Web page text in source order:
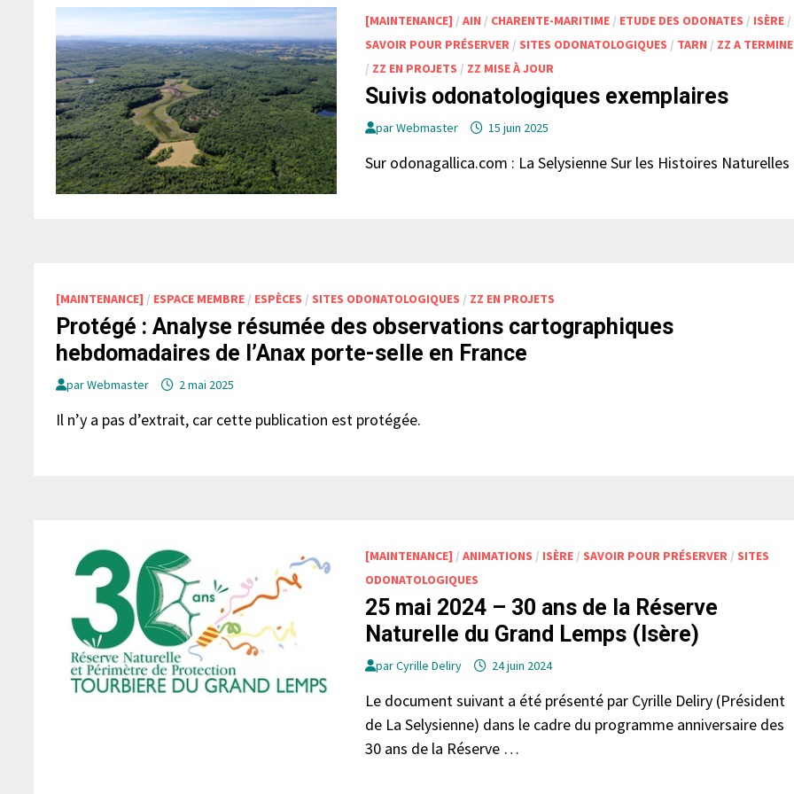
[MAINTENANCE] /AIN / CHARENTE-MARITIME / ETUDE DES ODONATES / ISÈRE /
SAVOIR POUR PRÉSERVER / SITES ODONATOLOGIQUES / TARN / ZZ A
/ ZZ EN PROJETS / ZZ MISE À JOUR
Suivis odonatologiques exemplaires
parWebmaster 15 juin 2025
Sur odonagallica.com : La Selysienne Sur les Histoires Naturelles
[MAINTENANCE] / ESPACE MEMBRE / ESPÈCES / SITES ODONATOLOGIQUES / ZZ EN PROJETS
Protégé : Analyse résumée des observations cartographiques
hebdomadaires de l’Anax porte-selle en France
parWebmaster 2 mai 2025
Il n’y a pas d’extrait, car cette publication est protégée.
[MAINTENANCE] /ANIMATIONS / ISÈRE / SAVOIR POUR PRÉSERVER / SITES
ODONATOLOGIQUES
25 mai 2024 – 30 ans de la Réserve
Naturelle du Grand Lemps (Isère)
parCyrille Deliry 24 juin 2024
Le document suivant a été présenté par Cyrille Deliry (Président
de La Selysienne) dans le cadre du programme anniversaire des
30 ans de la Réserve …